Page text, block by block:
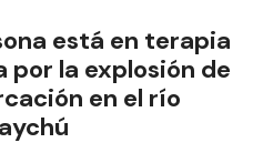
está en terapia
por la explosión de
en el río